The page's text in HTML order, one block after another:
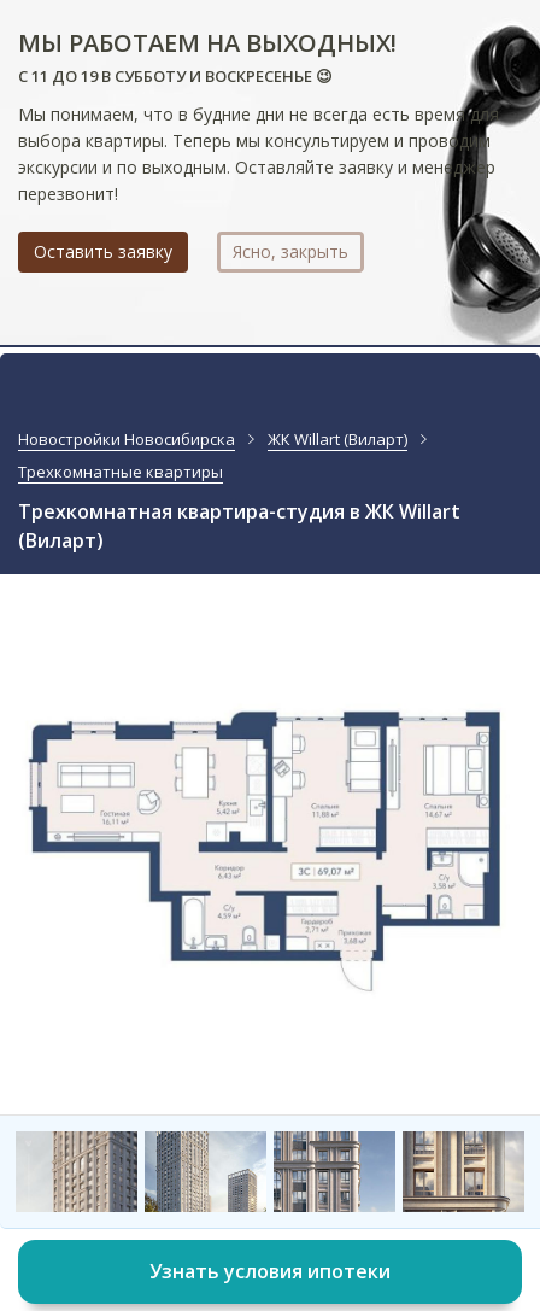
МЫ РАБОТАЕМ НА ВЫХОДНЫХ!
С 11 ДО 19 В СУББОТУ И ВОСКРЕСЕНЬЕ 😉
Мы понимаем, что в будние дни не всегда есть время для
выбора квартиры. Теперь мы консультируем и проводим
экскурсии и по выходным. Оставляйте заявку и менеджер
перезвонит!
Оставить заявку Ясно, закрыть
Новостройки Новосибирска
ЖК Willart (Виларт)
Трехкомнатные квартиры
Трехкомнатная квартира-студия в ЖК Willart
(Виларт)
Узнать условия ипотеки